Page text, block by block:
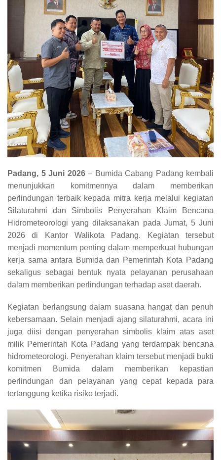
Padang, 5 Juni 2026– Bumida Cabang Padang kembali
menunjukkan komitmennya dalam memberikan
perlindungan terbaik kepada mitra kerja melalui kegiatan
Silaturahmi dan Simbolis Penyerahan Klaim Bencana
Hidrometeorologi yang dilaksanakan pada Jumat, 5 Juni
2026 di Kantor Walikota Padang. Kegiatan tersebut
menjadi momentum penting dalam memperkuat hubungan
kerja sama antara Bumida dan Pemerintah Kota Padang
sekaligus sebagai bentuk nyata pelayanan perusahaan
dalam memberikan perlindungan terhadap aset daerah.
Kegiatan berlangsung dalam suasana hangat dan penuh
kebersamaan. Selain menjadi ajang silaturahmi, acara ini
juga diisi dengan penyerahan simbolis klaim atas aset
milik Pemerintah Kota Padang yang terdampak bencana
hidrometeorologi. Penyerahan klaim tersebut menjadi bukti
komitmen Bumida dalam memberikan kepastian
perlindungan dan pelayanan yang cepat kepada para
tertanggung ketika risiko terjadi.